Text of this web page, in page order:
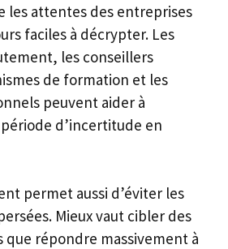
les attentes des entreprises
faciles à décrypter. Les
les conseillers
de formation et les
peuvent aider à
d’incertitude en
permet aussi d’éviter les
Mieux vaut cibler des
que répondre massivement à